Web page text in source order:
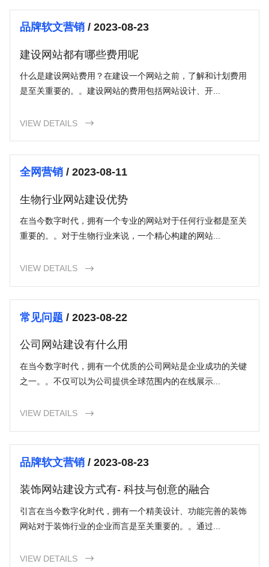
品牌软文营销/ 2023-08-23
建设网站都有哪些费用呢
什么是建设网站费用？在建设一个网站之前，了解和计划费用
是至关重要的。。建设网站的费用包括网站设计、开...
VIEW DETAILS 
全网营销/ 2023-08-11
生物行业网站建设优势
在当今数字时代，拥有一个专业的网站对于任何行业都是至关
重要的。。对于生物行业来说，一个精心构建的网站...
VIEW DETAILS 
常见问题/ 2023-08-22
公司网站建设有什么用
在当今数字时代，拥有一个优质的公司网站是企业成功的关键
之一。。不仅可以为公司提供全球范围内的在线展示...
VIEW DETAILS 
品牌软文营销/ 2023-08-23
装饰网站建设方式有- 科技与创意的融合
引言在当今数字化时代，拥有一个精美设计、功能完善的装饰
网站对于装饰行业的企业而言是至关重要的。。通过...
VIEW DETAILS 